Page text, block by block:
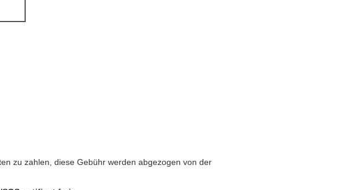
zu zahlen, diese Gebühr werden abgezogen von der